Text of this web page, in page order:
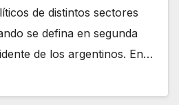
de distintos sectores
se defina en segunda
de los argentinos. En…